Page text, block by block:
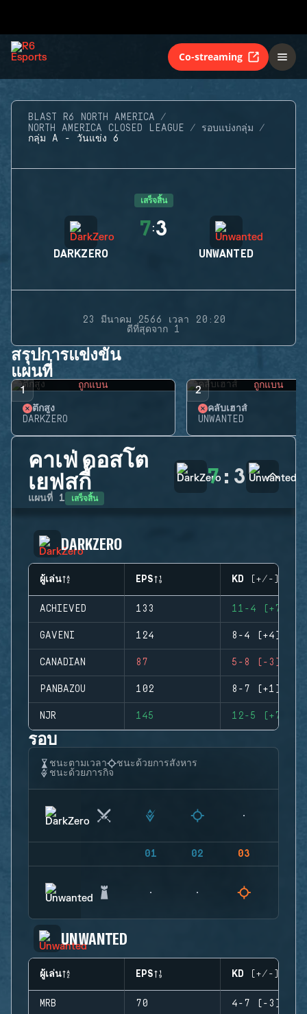
Co-streaming
BLAST R6 NORTH AMERICA
NORTH AMERICA CLOSED LEAGUE
รอบแบ่งกลุ่ม
กลุ่ม A - วันแข่ง 6
เสร็จสิ้น
DARKZERO
7:3
UNWANTED
23 มีนาคม 2566 เวลา 20:20
ดีที่สุดจาก 1
สรุปการแข่งขัน
แผนที่
1 ถูกแบน
ตึกสูง
DARKZERO
2 ถูกแบน
คลับเฮาส์
UNWANTED
คาเฟ่ ดอสโต
เยฟสกี้
แผนที่ 1 เสร็จสิ้น
7: 3
DARKZERO
ผู้เล่น EPS KD (+/-)
ACHIEVED 133 11-4 (+7)
GAVENI 124 8-4 (+4)
CANADIAN 87 5-8 (-3)
PANBAZOU 102 8-7 (+1)
NJR 145 12-5 (+7)
รอบ
ชนะตามเวลา
ชนะด้วยการสังหาร
ชนะด้วยภารกิจ
01 02 03
UNWANTED
ผู้เล่น EPS KD (+/-)
MRB 70 4-7 (-3)